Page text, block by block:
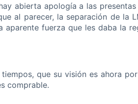
abierta apología a las
al parecer, la separación de la
fuerza que les daba la
que su visión es ahora
comprable.